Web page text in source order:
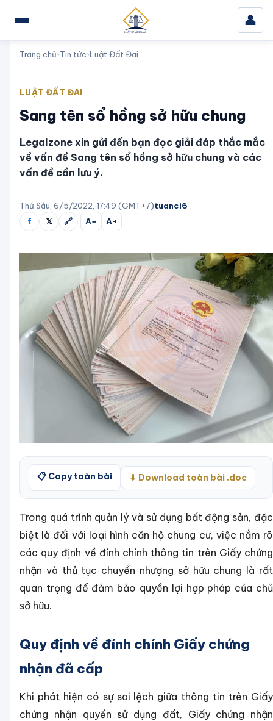
👤
Trang chủ›Tin tức›Luật Đất Đai
LUẬT ĐẤT ĐAI
Sang tên sổ hồng sở hữu chung
Legalzone xin gửi đến bạn đọc giải đáp thắc mắc
về vấn đề Sang tên sổ hồng sở hữu chung và các
vấn đề cần lưu ý.
Thứ Sáu, 6/5/2022, 17:49 (GMT+7)tuanci6
f 𝕏 🔗 A− A+
📋 Copy toàn bài ⬇ Download toàn bài .doc
Trong quá trình quản lý và sử dụng bất động sản, đặc
biệt là đối với loại hình căn hộ chung cư, việc nắm rõ
các quy định về đính chính thông tin trên Giấy chứng
nhận và thủ tục chuyển nhượng sở hữu chung là rất
quan trọng để đảm bảo quyền lợi hợp pháp của chủ
sở hữu.
Quy định về đính chính Giấy chứng
nhận đã cấp
Khi phát hiện có sự sai lệch giữa thông tin trên Giấy
chứng nhận quyền sử dụng đất, Giấy chứng nhận